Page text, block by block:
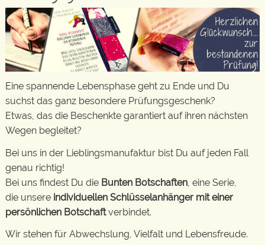
Eine spannende Lebensphase geht zu Ende und Du
suchst das ganz besondere Prüfungsgeschenk?
Etwas, das die Beschenkte garantiert auf ihren nächsten
Wegen begleitet?
Bei uns in der Lieblingsmanufaktur bist Du auf jeden Fall
genau richtig!
Bei uns findest Du die Bunten Botschaften , eine Serie,
die unsere individuellen Schlüsselanhänger mit einer
persönlichen Botschaftverbindet.
Wir stehen für Abwechslung, Vielfalt und Lebensfreude.